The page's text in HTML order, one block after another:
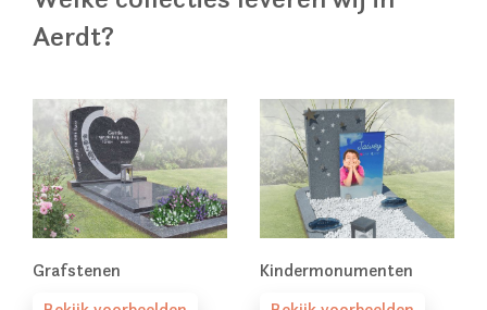
Aerdt?
Grafstenen
Kindermonumenten